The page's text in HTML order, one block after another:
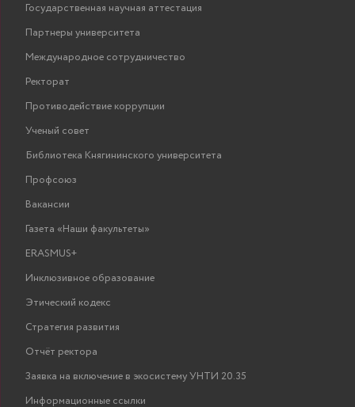
Государственная научная аттестация
Партнеры университета
Международное сотрудничество
Ректорат
Противодействие коррупции
Ученый совет
Библиотека Княгининского университета
Профсоюз
Вакансии
Газета «Наши факультеты»
ERASMUS+
Инклюзивное образование
Этический кодекс
Стратегия развития
Отчёт ректора
Заявка на включение в экосистему УНТИ 20.35
Информационные ссылки